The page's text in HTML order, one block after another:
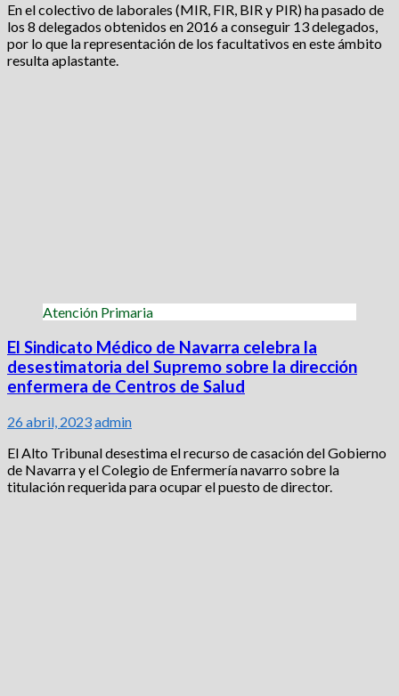
En el colectivo de laborales (MIR, FIR, BIR y PIR) ha pasado de
los 8 delegados obtenidos en 2016 a conseguir 13 delegados,
por lo que la representación de los facultativos en este ámbito
resulta aplastante.
Atención Primaria
El Sindicato Médico de Navarra celebra la
desestimatoria del Supremo sobre la dirección
enfermera de Centros de Salud
26 abril, 2023admin
El Alto Tribunal desestima el recurso de casación del Gobierno
de Navarra y el Colegio de Enfermería navarro sobre la
titulación requerida para ocupar el puesto de director.